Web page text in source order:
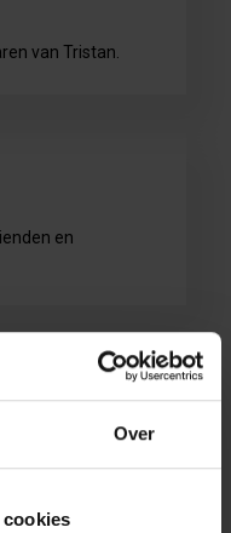
Over
van Tristan.
en
van Tristan in